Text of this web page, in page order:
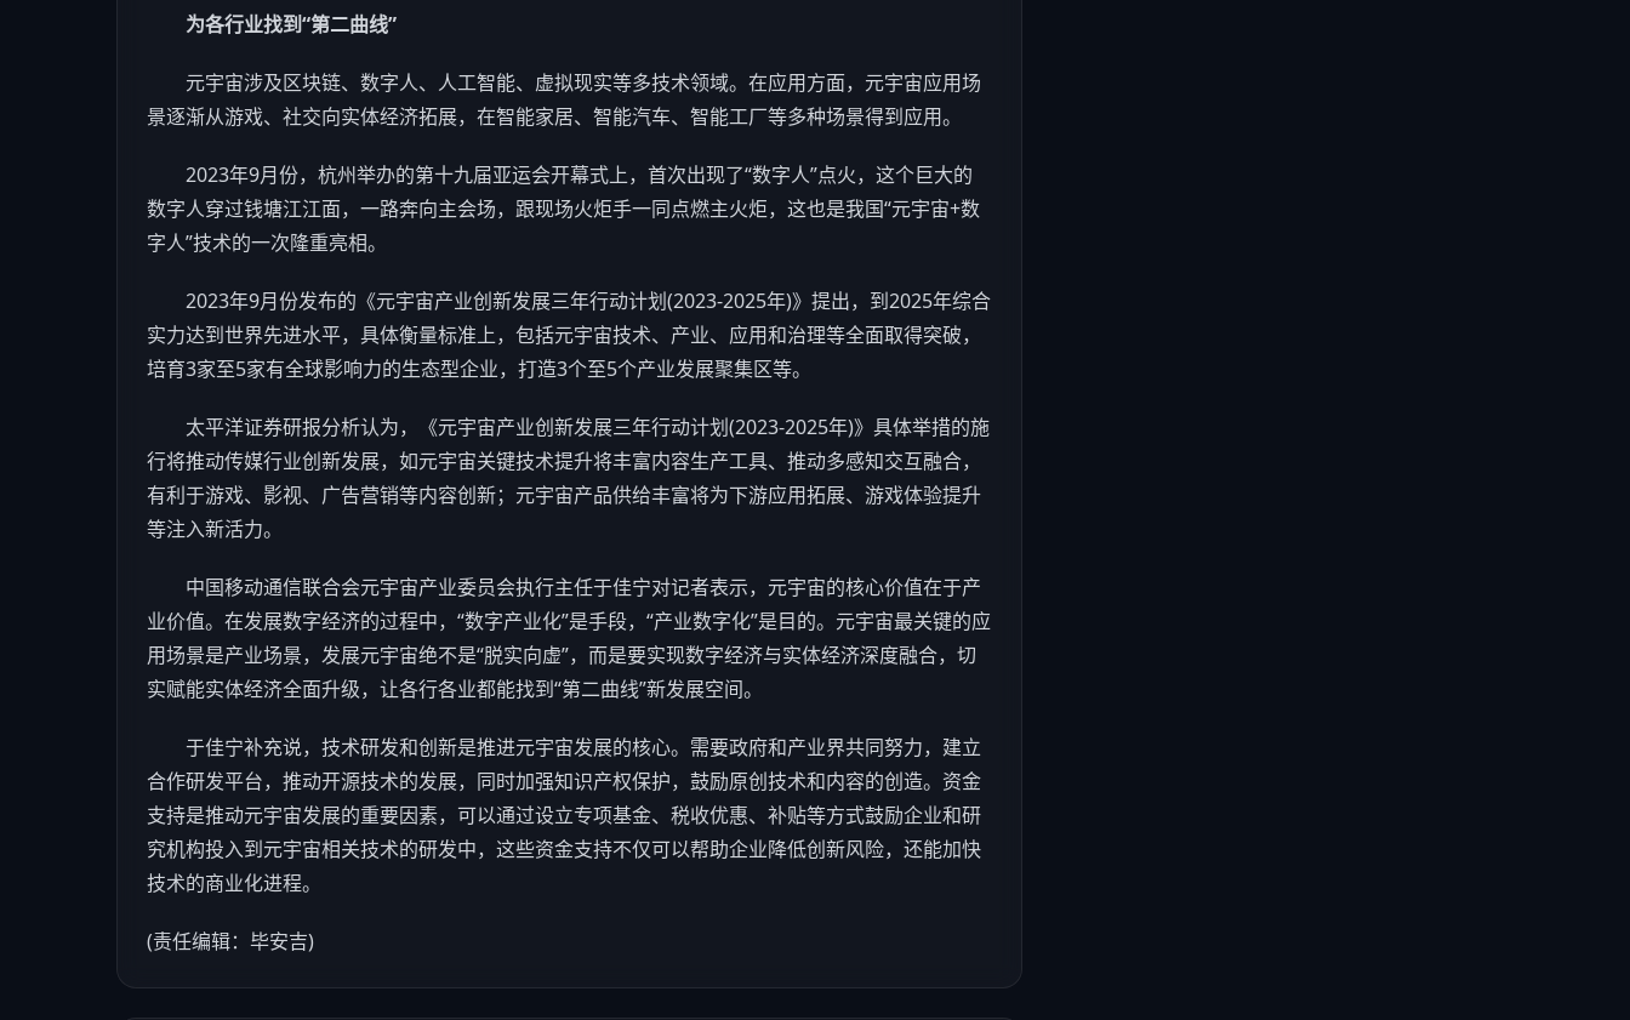
为各行业找到“第二曲线”
元宇宙涉及区块链、数字人、 人工智能、虚拟现实等多技术领域。在应用方面，元宇宙应用场
景逐渐从游戏、社交向实体经济拓展，在智能家居、智能汽车、智能工厂等多种场景得到应用。
2023年9月份，杭州举办的第十九届亚运会开幕式上，首次出现了“数字人”点火，这个巨大的
数字人穿过钱塘江江面，一路奔向主会场，跟现场火炬手一同点燃主火炬，这也是我国“元宇宙+数
字人”技术的一次隆重亮相。
2023年9月份发布的《元宇宙产业创新发展三年行动计划(2023-2025年)》提出，到2025年综合
实力达到世界先进水平，具体衡量标准上，包括元宇宙技术、产业、应用和治理等全面取得突破，
培育3家至5家有全球影响力的生态型企业，打造3个至5个产业发展聚集区等。
太平洋证券研报分析认为，《元宇宙产业创新发展三年行动计划(2023-2025年)》具体举措的施
行将推动传媒行业创新发展，如元宇宙关键技术提升将丰富内容生产工具、推动多感知交互融合，
有利于游戏、影视、广告营销等内容创新；元宇宙产品供给丰富将为下游应用拓展、 游戏体验提升
等注入新活力。
中国移动通信联合会元宇宙产业委员会执行主任于佳宁对记者表示，元宇宙的核心价值在于产
业价值。在发展数字经济的过程中，“数字产业化”是手段，“产业数字化”是目的。元宇宙最关键的应
用场景是产业场景，发展元宇宙绝不是“脱实向虚”，而是要实现数字经济与实体经济深度融合，切
实赋能实体经济全面升级，让各行各业都能找到“第二曲线”新发展空间。
于佳宁补充说，技术研发和创新是推进元宇宙发展的核心。需要政府和产业界共同努力，建立
合作研发平台，推动开源技术的发展，同时加强知识产权保护，鼓励原创技术和内容的创造。资金
支持是推动元宇宙发展的重要因素，可以通过设立专项基金、税收优惠、补贴等方式鼓励企业和研
究机构投入到元宇宙相关技术的研发中，这些资金支持不仅可以帮助企业降低创新风险，还能加快
技术的商业化进程。
(责任编辑：毕安吉)